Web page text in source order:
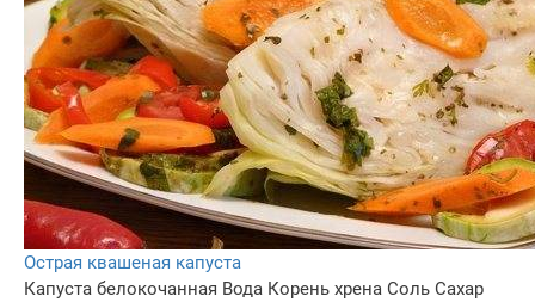
Острая квашеная капуста
Капуста белокочанная Вода Корень хрена Соль Сахар